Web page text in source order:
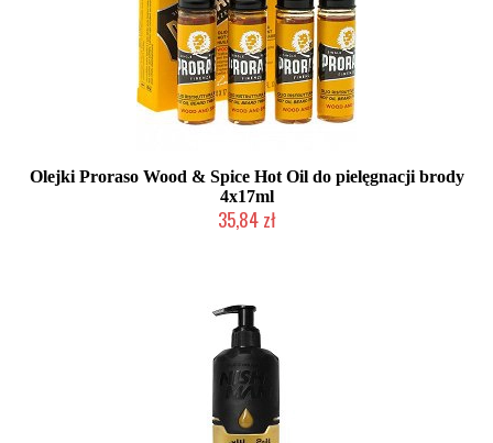
Olejki Proraso Wood & Spice Hot Oil do pielęgnacji brody
4x17ml
35,84 zł